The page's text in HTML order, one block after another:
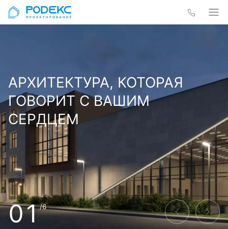
АРХИТЕКТУРА, КОТОРАЯ
ГОВОРИТ С ВАШИМ
СЕРДЦЕМ
01/6